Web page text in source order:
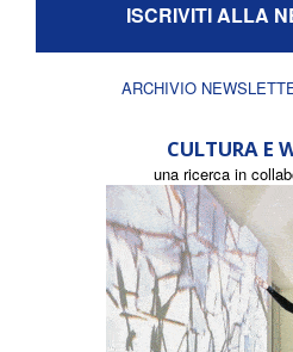
ISCRIVITI ALLA
ARCHIVIO
CULTURA E
una ricerca in